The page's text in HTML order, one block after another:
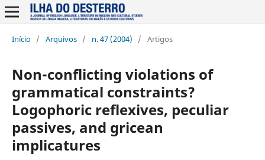
Início / Arquivos / n. 47 (2004) / Artigos
Non-conflicting violations of
grammatical constraints?
Logophoric reflexives, peculiar
passives, and gricean
implicatures